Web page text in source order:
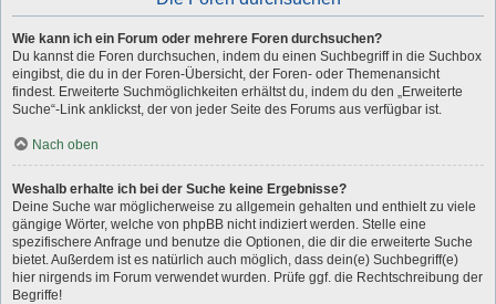
Wie kann ich ein Forum oder mehrere Foren durchsuchen?
Du kannst die Foren durchsuchen, indem du einen Suchbegriff in die Suchbox
eingibst, die du in der Foren-Übersicht, der Foren- oder Themenansicht
findest. Erweiterte Suchmöglichkeiten erhältst du, indem du den „Erweiterte
Suche“-Link anklickst, der von jeder Seite des Forums aus verfügbar ist.
Nach oben
Weshalb erhalte ich bei der Suche keine Ergebnisse?
Deine Suche war möglicherweise zu allgemein gehalten und enthielt zu viele
gängige Wörter, welche von phpBB nicht indiziert werden. Stelle eine
spezifischere Anfrage und benutze die Optionen, die dir die erweiterte Suche
bietet. Außerdem ist es natürlich auch möglich, dass dein(e) Suchbegriff(e)
hier nirgends im Forum verwendet wurden. Prüfe ggf. die Rechtschreibung der
Begriffe!